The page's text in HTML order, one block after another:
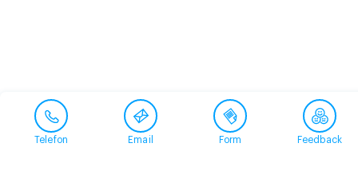
Telefon Email Form Feedback